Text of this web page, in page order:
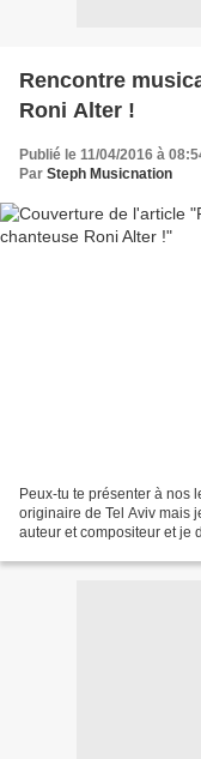
Rencontre
Roni Alter !
Publié le 11/04/2016 à
Par Steph Musicnation
Peux-tu te présenter à nos
originaire de Tel Aviv mais
auteur et compositeur et je